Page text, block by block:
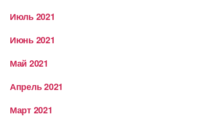
Июль 2021
Июнь 2021
Май 2021
Апрель 2021
Март 2021